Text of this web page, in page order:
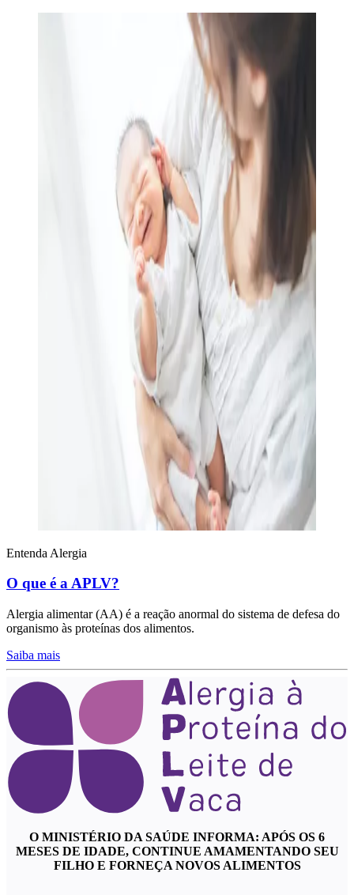
Entenda Alergia
O que é a APLV?
Alergia alimentar (AA) é a reação anormal do sistema de defesa do
organismo às proteínas dos alimentos.
Saiba mais
O MINISTÉRIO DA SAÚDE INFORMA: APÓS OS 6
MESES DE IDADE, CONTINUE AMAMENTANDO SEU
FILHO E FORNEÇA NOVOS ALIMENTOS